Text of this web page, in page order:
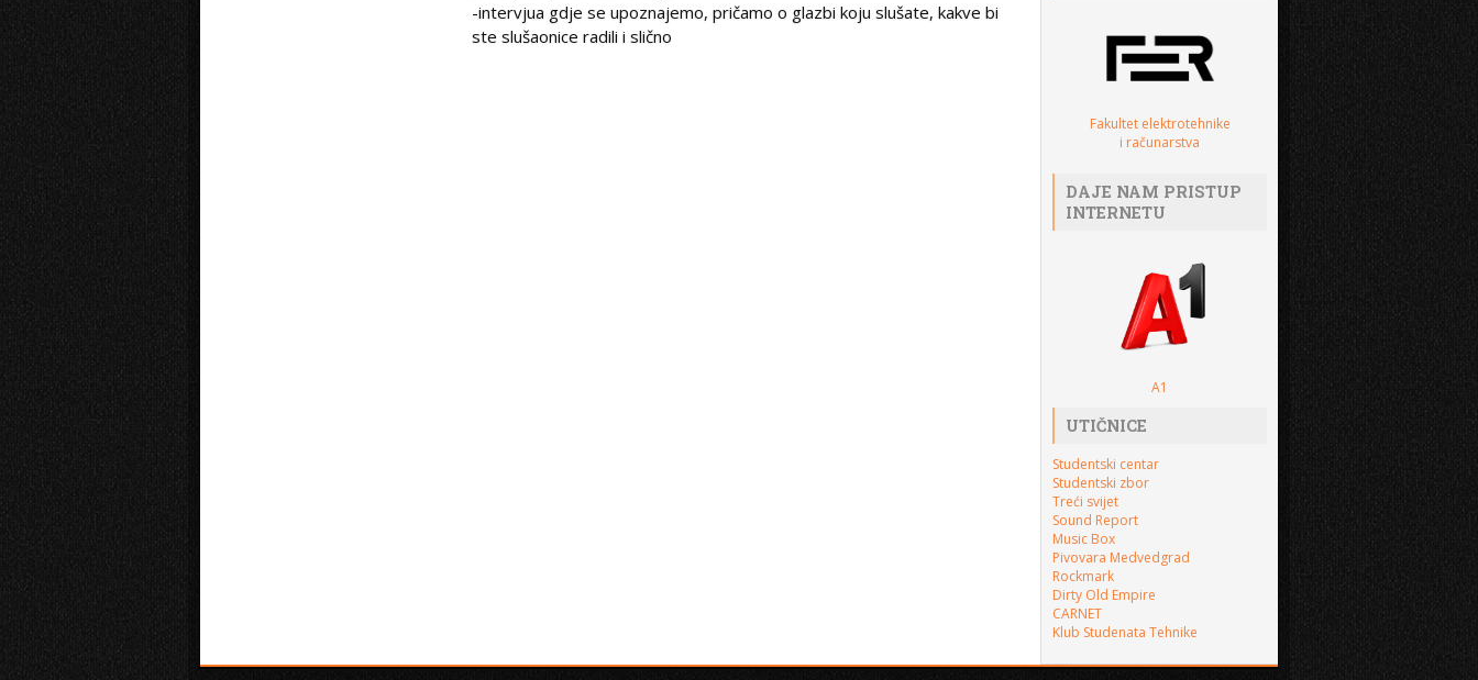
-intervjua gdje se upoznajemo, pričamo o glazbi koju slušate, kakve bi
ste slušaonice radili i slično
Fakultet elektrotehnike
i računarstva
DAJE NAM PRISTUP
INTERNETU
A1
UTIČNICE
Studentski centar
Studentski zbor
Treći svijet
Sound Report
Music Box
Pivovara Medvedgrad
Rockmark
Dirty Old Empire
CARNET
Klub Studenata Tehnike